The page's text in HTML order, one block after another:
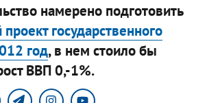
намерено подготовить
государственного
год, в нем стоило бы
ВВП 0,-1%.